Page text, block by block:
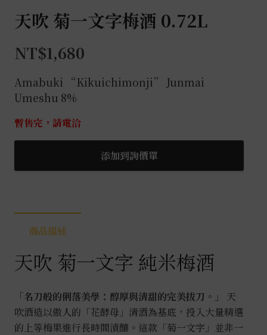
天吹 菊一文字梅酒 0.72L
NT$1,680
Amabuki “Kikuichimonji” Junmai
Umeshu 8%
暫售完，請電洽
添加到詢價單
商品描述
天吹 菊一文字 純米梅酒
「名刀般的俐落美學：醇厚與清甜的完美拔刀。」
天
吹酒造以傲人的「花酵母」清酒為基底，投入大量精選
的上等梅果進行長時間漬釀。這款「菊一文字」並非一